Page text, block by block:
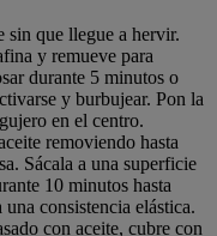
sin que llegue a hervir.
y remueve para
durante 5 minutos o
y burbujear. Pon la
en el centro.
removiendo hasta
Sácala a una superficie
10 minutos hasta
consistencia elástica.
con aceite, cubre con